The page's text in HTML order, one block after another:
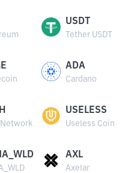
USDT
Tether USDT
ADA
Cardano
Network
USELESS
Useless Coin
AXL
Axelar